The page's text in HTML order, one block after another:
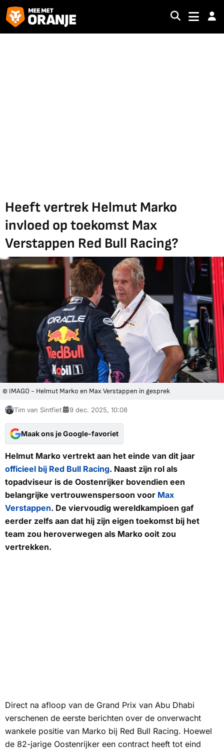
Heeft vertrek Helmut Marko
invloed op toekomst Max
Verstappen Red Bull Racing?
© IMAGO - Helmut Marko en Max Verstappen in gesprek
Tim van Sintfiet 9 dec. 2025, 10:08
Maak ons je Google-favoriet
Helmut Marko vertrekt aan het einde van dit jaar
officieel bij Red Bull Racing. Naast zijn rol als
topadviseur is de Oostenrijker bovendien een
belangrijke vertrouwenspersoon voor Max
Verstappen. De viervoudig wereldkampioen gaf
eerder zelfs aan dat hij zijn eigen toekomst bij het
team zou heroverwegen als Marko ooit zou
vertrekken.
Direct na afloop van de Grand Prix van Abu Dhabi
verschenen de eerste berichten over de onverwacht
wankele positie van Marko bij Red Bull Racing. Hoewel
de 82-jarige Oostenrijker een contract heeft tot eind